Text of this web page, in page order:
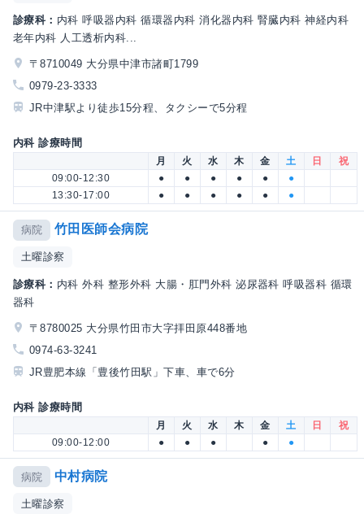
診療科： 内科 呼吸器内科 循環器内科 消化器内科 腎臓内科 神経内科
老年内科 人工透析内科...
〒8710049 大分県中津市諸町1799
0979-23-3333
JR中津駅より徒歩15分程、タクシーで5分程
内科 診療時間
月 火 水 木 金 土 日
祝
09:00-12:30
● ● ● ● ●
●
13:30-17:00
● ● ● ● ● ●
病院 竹田医師会病院
土曜診察
診療科： 内科 外科 整形外科 大腸・肛門外科 泌尿器科 呼吸器科 循環
器科
〒8780025 大分県竹田市大字拝田原448番地
0974-63-3241
JR豊肥本線「豊後竹田駅」下車、車で6分
内科 診療時間
月 火 水 木 金 土 日
祝
09:00-12:00
● ● ● ● ●
病院 中村病院
土曜診察